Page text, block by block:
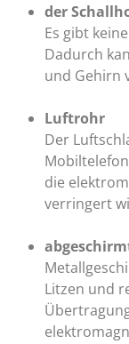
der
Es gibt
Dadurch
und Gehirn
Luftrohr
Der
die
verringert
Litzen und